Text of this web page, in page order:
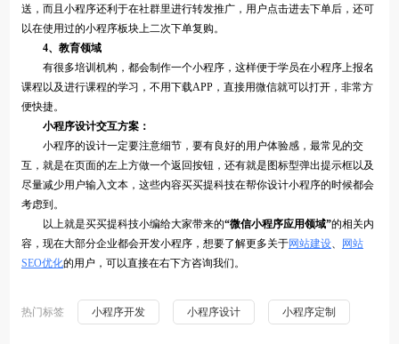
送，而且小程序还利于在社群里进行转发推广，用户点击进去下单后，还可
以在使用过的小程序板块上二次下单复购。
4、教育领域
有很多培训机构，都会制作一个小程序，这样便于学员在小程序上报名
课程以及进行课程的学习，不用下载APP，直接用微信就可以打开，非常方
便快捷。
小程序设计交互方案：
小程序的设计一定要注意细节，要有良好的用户体验感，最常见的交
互，就是在页面的左上方做一个返回按钮，还有就是图标型弹出提示框以及
尽量减少用户输入文本，这些内容买买提科技在帮你设计小程序的时候都会
考虑到。
以上就是买买提科技小编给大家带来的“微信小程序应用领域”的相关内
容，现在大部分企业都会开发小程序，想要了解更多关于网站建设、
网站
SEO优化的用户，可以直接在右下方咨询我们。
热门标签 小程序开发 小程序设计 小程序定制